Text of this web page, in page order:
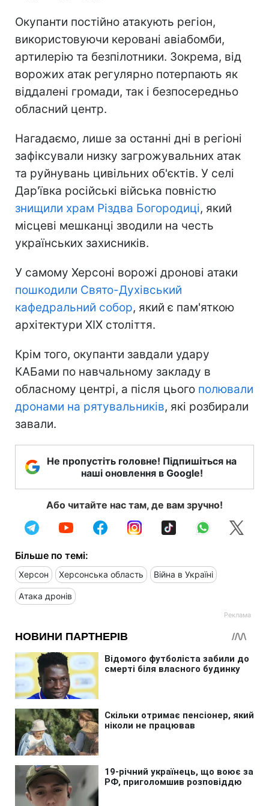
Окупанти постійно атакують регіон,
використовуючи керовані авіабомби,
артилерію та безпілотники. Зокрема, від
ворожих атак регулярно потерпають як
віддалені громади, так і безпосередньо
обласний центр.
Нагадаємо, лише за останні дні в регіоні
зафіксували низку загрожувальних атак
та руйнувань цивільних об'єктів. У селі
Дар'ївка російські війська повністю
знищили храм Різдва Богородиці, який
місцеві мешканці зводили на честь
українських захисників.
У самому Херсоні ворожі дронові атаки
пошкодили Свято-Духівський
кафедральний собор, який є пам'яткою
архітектури XIX століття.
Крім того, окупанти завдали удару
КАБами по навчальному закладу в
обласному центрі, а після цього полювали
дронами на рятувальників, які розбирали
завали.
Не пропустіть головне! Підпишіться на
наші оновлення в Google!
Або читайте нас там, де вам зручно!
Більше по темі:
Херсон Херсонська область Війна в Україні
Атака дронів